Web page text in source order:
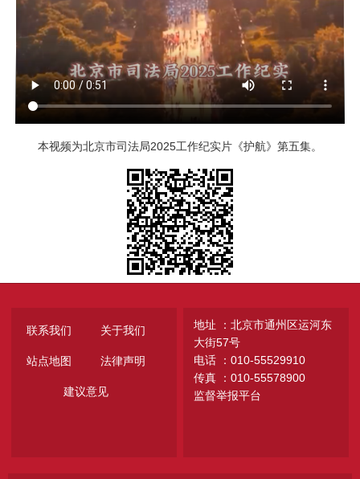
本视频为北京市司法局2025工作纪实片《护航》第五集。
联系我们 关于我们
站点地图 法律声明
建议意见
地址 ：北京市通州区运河东
大街57号
电话 ：010-55529910
传真 ：010-55578900
监督举报平台